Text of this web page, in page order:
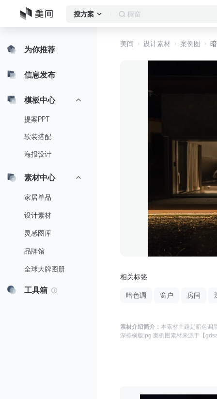
搜方案 客厅
为你推荐
信息发布
模板中心
提案PPT
软装搭配
海报设计
素材中心
家居单品
设计素材
灵感图库
品牌馆
全球大牌图册
工具箱
美间 设计素材 案例图
相关标签
暗色调 窗户 房间
素材介绍简介： 本素材主题是暗色调
深棕横版jpg 案例图 素材来源于 【